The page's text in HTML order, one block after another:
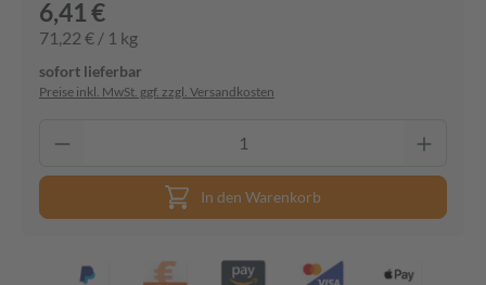
6,41 €
71,22 € / 1 kg
sofort lieferbar
Preise inkl. MwSt. ggf. zzgl. Versandkosten
In den Warenkorb